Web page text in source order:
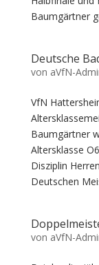
Baumgärtner
Deutsche
von aVfN-
VfN
Baumgärtner
Altersklasse
Disziplin
Deutschen
von aVfN-